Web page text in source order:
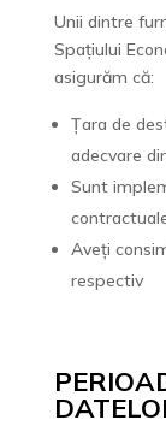
Unii dintre
Spațiului
asigurăm că:
Țara de
adecvare
Sunt
Aveți
respectiv